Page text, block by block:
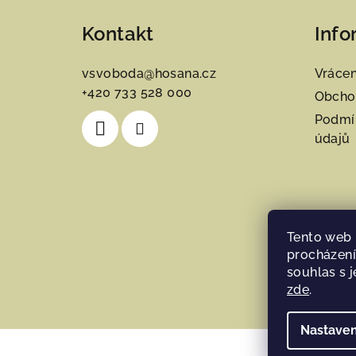
Tento
souhlas s
zde.
Kontakt
vsvoboda@hosana.cz
+420 733 528 000
údajů